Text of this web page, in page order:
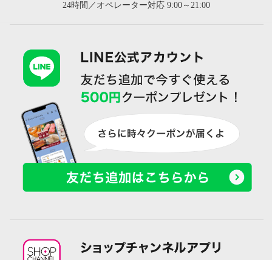
24時間／オペレーター対応 9:00～21:00